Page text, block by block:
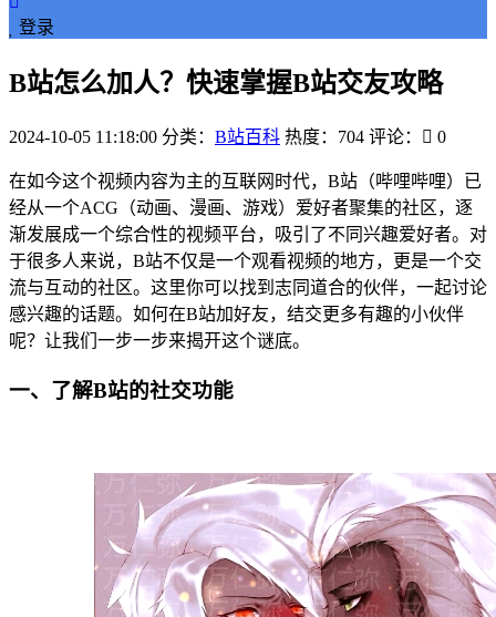
登录
B站怎么加人？快速掌握B站交友攻略
2024-10-05 11:18:00 分类： B站百科 热度：704 评论： 0
在如今这个视频内容为主的互联网时代，B站（哔哩哔哩）已
经从一个ACG（动画、漫画、游戏）爱好者聚集的社区，逐
渐发展成一个综合性的视频平台，吸引了不同兴趣爱好者。对
于很多人来说，B站不仅是一个观看视频的地方，更是一个交
流与互动的社区。这里你可以找到志同道合的伙伴，一起讨论
感兴趣的话题。如何在B站加好友，结交更多有趣的小伙伴
呢？让我们一步一步来揭开这个谜底。
一、了解B站的社交功能